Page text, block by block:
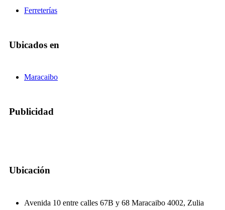
Ferreterías
Ubicados en
Maracaibo
Publicidad
Ubicación
Avenida 10 entre calles 67B y 68 Maracaibo 4002, Zulia